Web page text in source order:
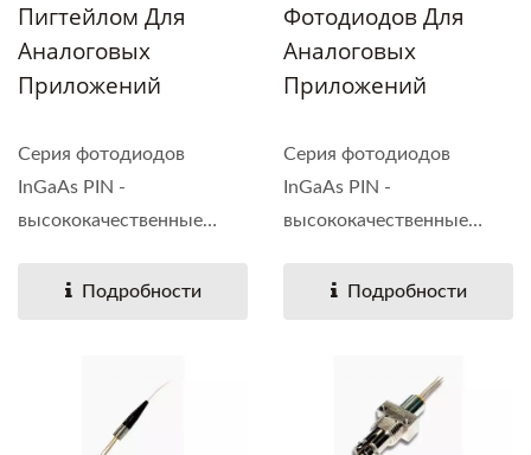
Пигтейлом Для
Аналоговых
Приложений
Серия фотодиодов
InGaAs PIN -
высококачественные
Подробности
Фотодиодов Для
Аналоговых
Приложений
Серия фотодиодов
InGaAs PIN -
высококачественные
Подробности